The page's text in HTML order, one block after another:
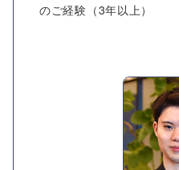
のご経験（3年以上）